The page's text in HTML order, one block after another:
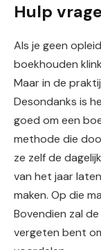
Hulp
Als je geen
boekhouden
Maar in de
Desondanks is
goed om een
methode die
ze zelf de
van het jaar
maken. Op die
Bovendien zal
vergeten bent